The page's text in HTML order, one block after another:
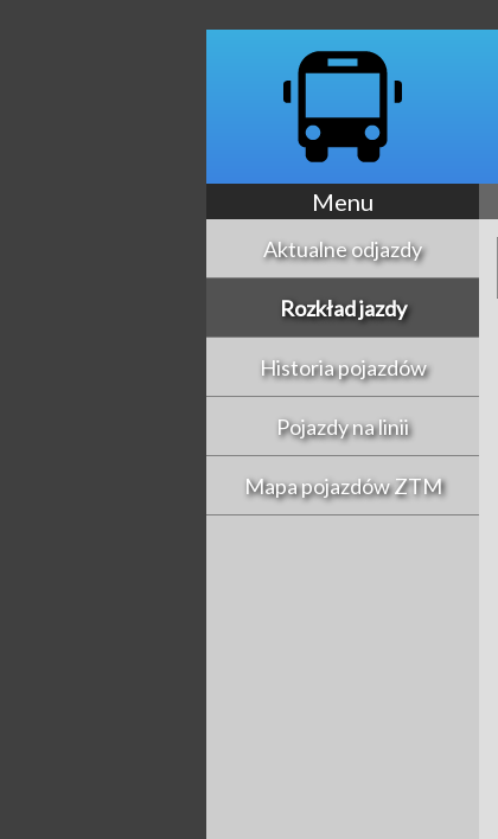
Menu
Aktualne odjazdy
Rozkład jazdy
Historia pojazdów
Pojazdy na linii
Mapa pojazdów ZTM